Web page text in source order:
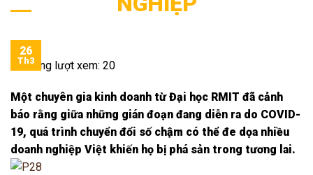
26
Th3Tổng lượt xem: 20
Một chuyên gia kinh doanh từ Đại học RMIT đã cảnh
báo rằng giữa những gián đoạn đang diễn ra do COVID-
19, quá trình chuyển đổi số chậm có thể đe dọa nhiều
doanh nghiệp Việt khiến họ bị phá sản trong tương lai.